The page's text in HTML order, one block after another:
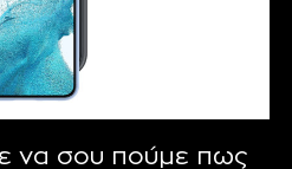
να σου πούμε πως